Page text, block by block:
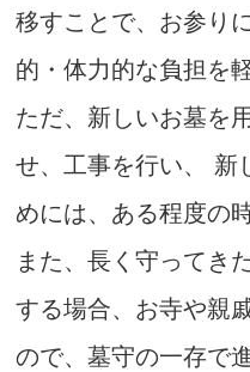
移すことで、お参り
的・体力的な負担を
ただ、新しいお墓を
せ、工事を行い、 新
めには、ある程度の
また、長く守ってき
する場合、お寺や親
ので、墓守の一存で